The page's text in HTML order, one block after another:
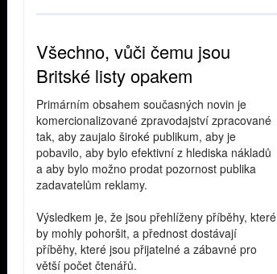
Všechno, vůči čemu jsou
Britské listy opakem
Primárním obsahem současných novin je
komercionalizované zpravodajství zpracované
tak, aby zaujalo široké publikum, aby je
pobavilo, aby bylo efektivní z hlediska nákladů
a aby bylo možno prodat pozornost publika
zadavatelům reklamy.
Výsledkem je, že jsou přehlíženy příběhy, které
by mohly pohoršit, a přednost dostávají
příběhy, které jsou přijatelné a zábavné pro
větší počet čtenářů.